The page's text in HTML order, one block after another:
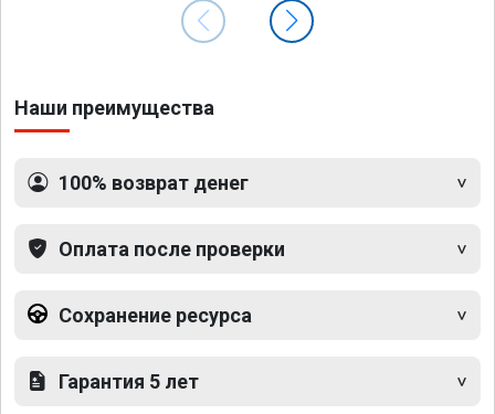
Наши преимущества
100% возврат денег
Оплата после проверки
Сохранение ресурса
Гарантия 5 лет